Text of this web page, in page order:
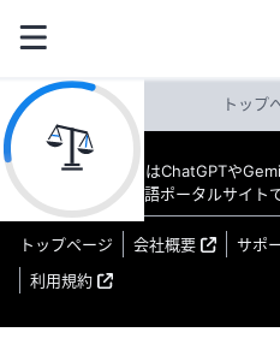
トップ
教えてAI byGMO はChatGPTや
（指示文）の日本語ポータルサイトで
トップページ 会社概要 サポ
利用規約